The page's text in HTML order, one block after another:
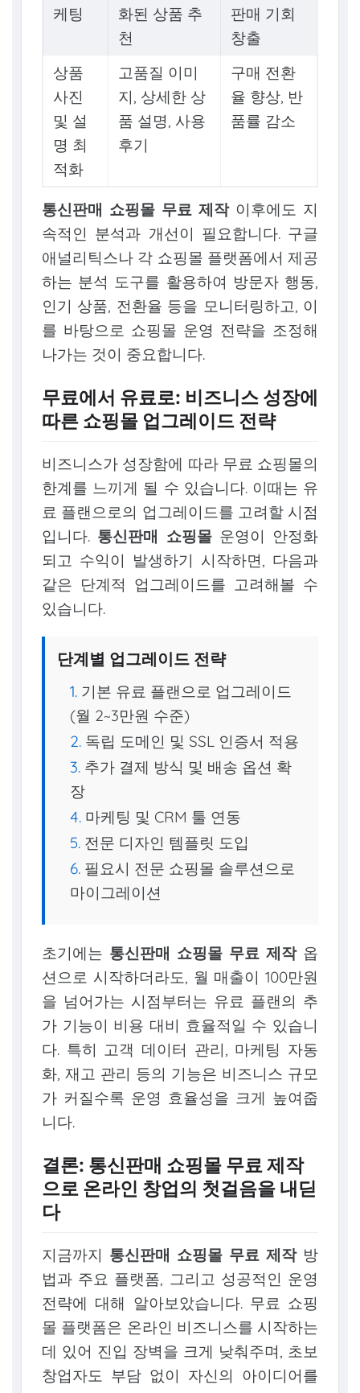
케팅
화된 상품 추
천
판매 기회
창출
상품
사진
및 설
명 최
적화
고품질 이미
지, 상세한 상
품 설명, 사용
후기
구매 전환
율 향상, 반
품률 감소
통신판매 쇼핑몰 무료 제작이후에도 지
속적인 분석과 개선이 필요합니다. 구글
애널리틱스나 각 쇼핑몰 플랫폼에서 제공
하는 분석 도구를 활용하여 방문자 행동,
인기 상품, 전환율 등을 모니터링하고, 이
를 바탕으로 쇼핑몰 운영 전략을 조정해
나가는 것이 중요합니다.
무료에서 유료로: 비즈니스 성장에
따른 쇼핑몰 업그레이드 전략
비즈니스가 성장함에 따라 무료 쇼핑몰의
한계를 느끼게 될 수 있습니다. 이때는 유
료 플랜으로의 업그레이드를 고려할 시점
입니다. 통신판매 쇼핑몰운영이 안정화
되고 수익이 발생하기 시작하면, 다음과
같은 단계적 업그레이드를 고려해볼 수
있습니다.
단계별 업그레이드 전략
기본 유료 플랜으로 업그레이드
(월 2~3만원 수준)
독립 도메인 및 SSL 인증서 적용
추가 결제 방식 및 배송 옵션 확
장
마케팅 및 CRM 툴 연동
전문 디자인 템플릿 도입
필요시 전문 쇼핑몰 솔루션으로
마이그레이션
초기에는 통신판매 쇼핑몰 무료 제작옵
션으로 시작하더라도, 월 매출이 100만원
을 넘어가는 시점부터는 유료 플랜의 추
가 기능이 비용 대비 효율적일 수 있습니
다. 특히 고객 데이터 관리, 마케팅 자동
화, 재고 관리 등의 기능은 비즈니스 규모
가 커질수록 운영 효율성을 크게 높여줍
니다.
결론: 통신판매 쇼핑몰 무료 제작
으로 온라인 창업의 첫걸음을 내딛
다
지금까지 통신판매 쇼핑몰 무료 제작방
법과 주요 플랫폼, 그리고 성공적인 운영
전략에 대해 알아보았습니다. 무료 쇼핑
몰 플랫폼은 온라인 비즈니스를 시작하는
데 있어 진입 장벽을 크게 낮춰주며, 초보
창업자도 부담 없이 자신의 아이디어를